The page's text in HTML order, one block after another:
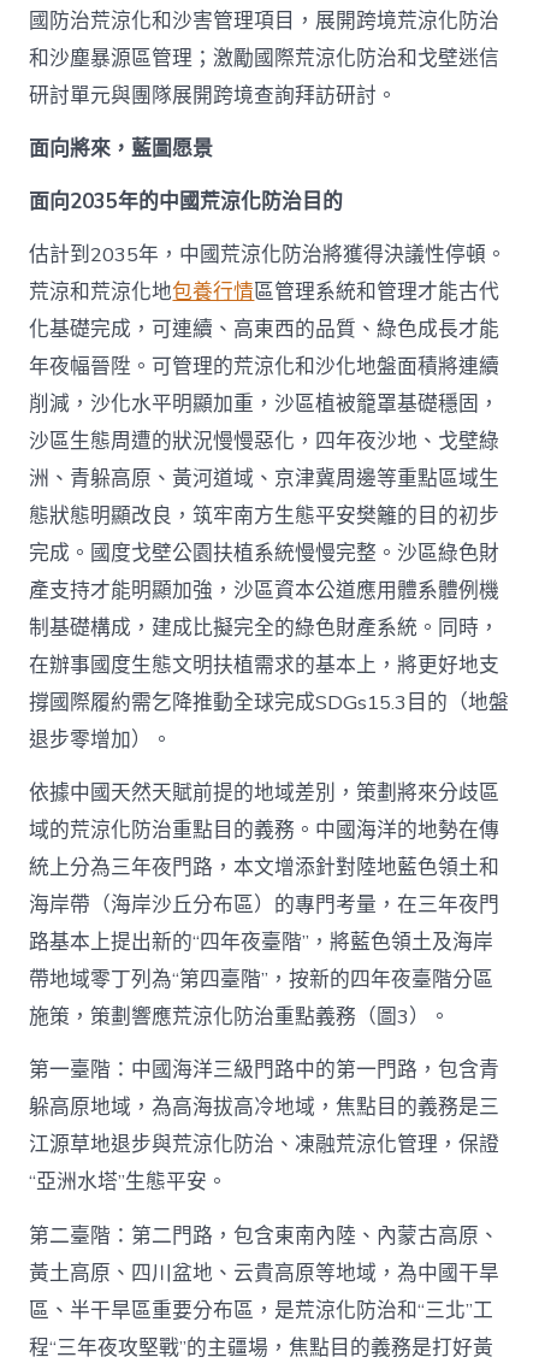
國防治荒涼化和沙害管理項目，展開跨境荒涼化防治
和沙塵暴源區管理；激勵國際荒涼化防治和戈壁迷信
研討單元與團隊展開跨境查詢拜訪研討。
面向將來，藍圖愿景
面向2035年的中國荒涼化防治目的
估計到2035年，中國荒涼化防治將獲得決議性停頓。
荒涼和荒涼化地包養行情區管理系統和管理才能古代
化基礎完成，可連續、高東西的品質、綠色成長才能
年夜幅晉陞。可管理的荒涼化和沙化地盤面積將連續
削減，沙化水平明顯加重，沙區植被籠罩基礎穩固，
沙區生態周遭的狀況慢慢惡化，四年夜沙地、戈壁綠
洲、青躲高原、黃河道域、京津冀周邊等重點區域生
態狀態明顯改良，筑牢南方生態平安樊籬的目的初步
完成。國度戈壁公園扶植系統慢慢完整。沙區綠色財
產支持才能明顯加強，沙區資本公道應用體系體例機
制基礎構成，建成比擬完全的綠色財產系統。同時，
在辦事國度生態文明扶植需求的基本上，將更好地支
撐國際履約需乞降推動全球完成SDGs15.3目的（地盤
退步零增加）。
依據中國天然天賦前提的地域差別，策劃將來分歧區
域的荒涼化防治重點目的義務。中國海洋的地勢在傳
統上分為三年夜門路，本文增添針對陸地藍色領土和
海岸帶（海岸沙丘分布區）的專門考量，在三年夜門
路基本上提出新的“四年夜臺階”，將藍色領土及海岸
帶地域零丁列為“第四臺階”，按新的四年夜臺階分區
施策，策劃響應荒涼化防治重點義務（圖3）。
第一臺階：中國海洋三級門路中的第一門路，包含青
躲高原地域，為高海拔高冷地域，焦點目的義務是三
江源草地退步與荒涼化防治、凍融荒涼化管理，保證
“亞洲水塔”生態平安。
第二臺階：第二門路，包含東南內陸、內蒙古高原、
黃土高原、四川盆地、云貴高原等地域，為中國干旱
區、半干旱區重要分布區，是荒涼化防治和“三北”工
程“三年夜攻堅戰”的主疆場，焦點目的義務是打好黃